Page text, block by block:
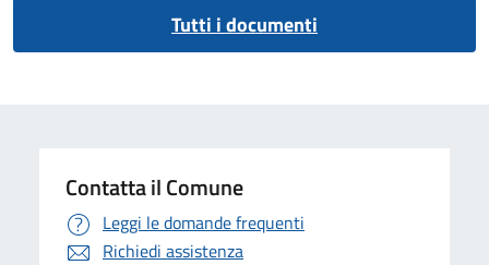
Tutti i documenti
Contatta il Comune
Leggi le domande frequenti
Richiedi assistenza